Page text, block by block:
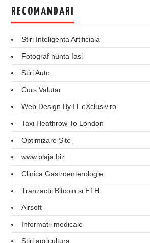
RECOMANDARI
Stiri Inteligenta Artificiala
Fotograf nunta Iasi
Stiri Auto
Curs Valutar
Web Design By IT eXclusiv.ro
Taxi Heathrow To London
Optimizare Site
www.plaja.biz
Clinica Gastroenterologie
Tranzactii Bitcoin si ETH
Airsoft
Informatii medicale
Stiri agricultura